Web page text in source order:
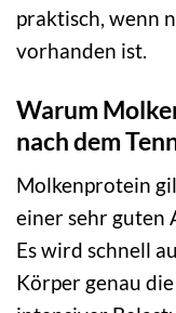
praktisch, wenn
vorhanden ist.
Warum
nach dem
Molkenprotein
einer sehr guten
Es wird schnell
Körper genau